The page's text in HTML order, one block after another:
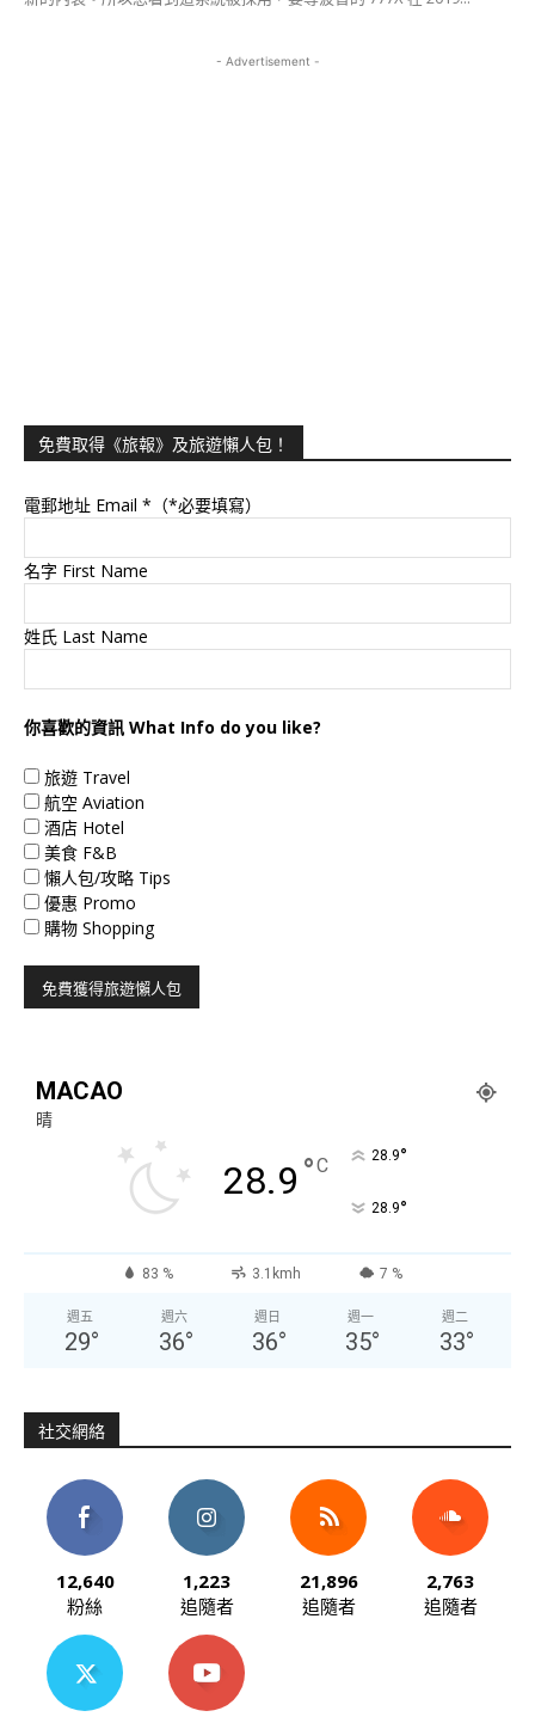
- Advertisement -
免費取得《旅報》及旅遊懶人包！
電郵地址 Email *（*必要填寫）
名字 First Name
姓氏 Last Name
你喜歡的資訊 What Info do you like?
旅遊 Travel
航空 Aviation
酒店 Hotel
美食 F&B
懶人包/攻略 Tips
優惠 Promo
購物 Shopping
MACAO
晴
28.9 °C 28.9°
28.9°
83 % 3.1kmh 7 %
週五
29°
週六
36°
週日
36°
週一
35°
週二
33°
社交網絡
12,640
粉絲
1,223
追隨者
21,896
追隨者
2,763
追隨者